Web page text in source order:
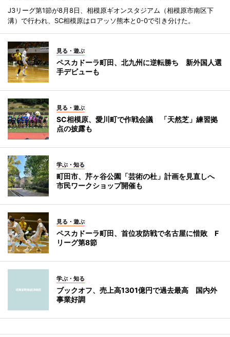
J3リーグ第1節が8月8日、相模原ギオンスタジアム（相模原市南区下
溝）で行われ、SC相模原はロアッソ熊本と0-0で引き分けた。
見る・遊ぶ
ペスカドーラ町田、北九州に逆転勝ち 新外国人選
手デビューも
見る・遊ぶ
SC相模原、愛川町で作戦会議 「天然芝」練習拠
点の披露も
学ぶ・知る
町田市、芹ヶ谷公園「芸術の杜」計画を見直しへ
市民ワークショップ開催も
見る・遊ぶ
ペスカドーラ町田、首位攻防戦で名古屋に惜敗 F
リーグ第8節
学ぶ・知る
ブックオフ、売上高1301億円で過去最高 国内外
事業好調